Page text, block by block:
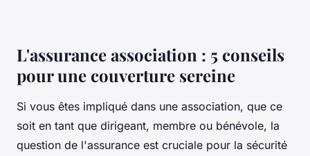
L'assurance association : 5 conseils
pour une couverture sereine
Si vous êtes impliqué dans une association, que ce
soit en tant que dirigeant, membre ou bénévole, la
question de l'assurance est cruciale pour la sécurité